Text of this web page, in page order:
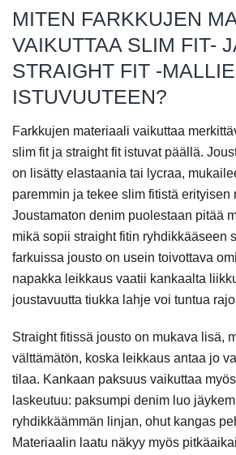
MITEN FARKKUJEN
VAIKUTTAA SLIM FIT-
STRAIGHT FIT -
ISTUVUUTEEN?
Farkkujen materiaali vaikuttaa
slim fit ja straight fit istuvat päällä.
on lisätty elastaania tai lycraa,
paremmin ja tekee slim fitistä erityisen
Joustamaton denim puolestaan pitää
mikä sopii straight fitin ryhdikkääseen
farkuissa jousto on usein toivottava
napakka leikkaus vaatii kankaalta
joustavuutta tiukka lahje voi tuntua
Straight fitissä jousto on mukava lisä,
välttämätön, koska leikkaus antaa jo
tilaa. Kankaan paksuus vaikuttaa
laskeutuu: paksumpi denim luo
ryhdikkäämmän linjan, ohut kangas
Materiaalin laatu näkyy myös